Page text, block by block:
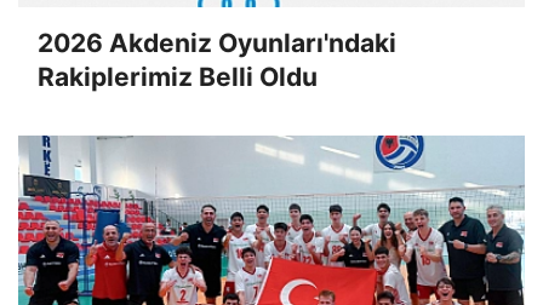
2026 Akdeniz Oyunları'ndaki
Rakiplerimiz Belli Oldu